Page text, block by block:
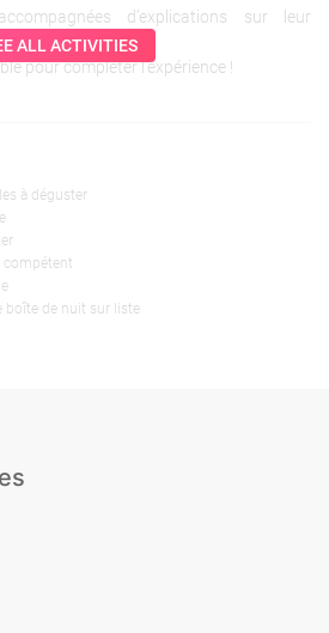
ALL ACTIVITIES
d’explications sur leur
parfaits.
pour compléter l’expérience !
à déguster
compétent
boîte de nuit sur liste